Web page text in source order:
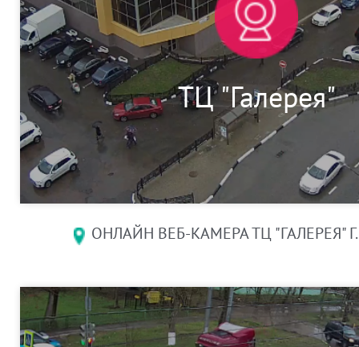
ТЦ "Галерея"
ОНЛАЙН ВЕБ-КАМЕРА ТЦ "ГАЛЕРЕЯ"